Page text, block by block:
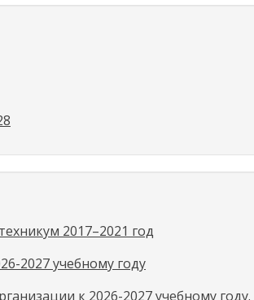
2017–2021 год
2027 учебному году
к 2026-2027 учебному году.